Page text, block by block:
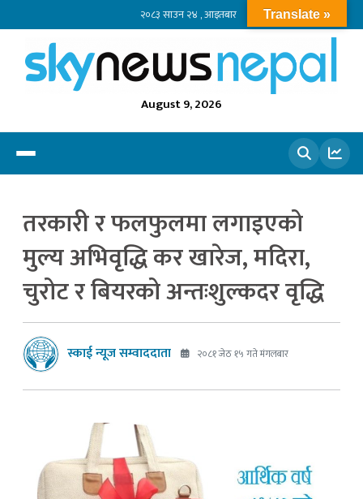
२०८३ साउन २४ , आइतबार
August 9, 2026
तरकारी र फलफुलमा लगाइएको
मुल्य अभिवृद्धि कर खारेज, मदिरा,
चुरोट र बियरको अन्तःशुल्कदर वृद्धि
स्काई न्यूज सम्वाददाता २०८१ जेठ १५ गते मंगलबार
Translate »